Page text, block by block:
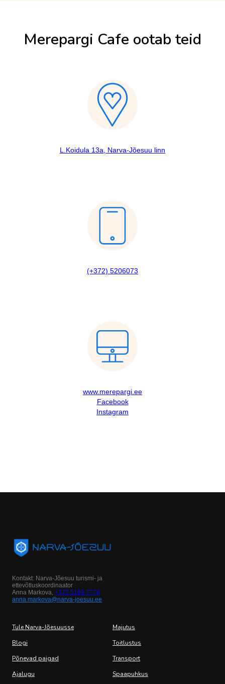
Merepargi Cafe ootab teid
L.Koidula 13a, Narva-Jõesuu linn
(+372) 5206073
www.merepargi.ee
Facebook
Instagram
Kontakt: Narva-Jõesuu turismi- ja
ettevõtluskoordinaator
Anna Markova, +372 5199 7778
anna.markova@narva-joesuu.ee
Tule Narva-Jõesuusse
Blogi
Põnevad paigad
Ajalugu
Majutus
Toitlustus
Transport
Spaapuhkus